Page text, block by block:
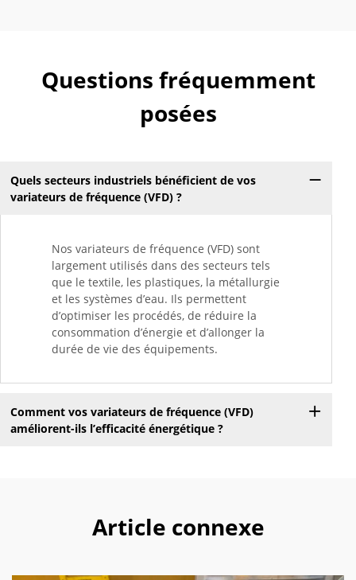
Questions fréquemment
posées
Quels secteurs industriels bénéficient de vos
variateurs de fréquence (VFD) ?
Nos variateurs de fréquence (VFD) sont
largement utilisés dans des secteurs tels
que le textile, les plastiques, la métallurgie
et les systèmes d’eau. Ils permettent
d’optimiser les procédés, de réduire la
consommation d’énergie et d’allonger la
durée de vie des équipements.
Comment vos variateurs de fréquence (VFD)
améliorent-ils l’efficacité énergétique ?
Article connexe